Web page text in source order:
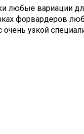
любые вариации
форвардеров
узкой
полуприцепы с